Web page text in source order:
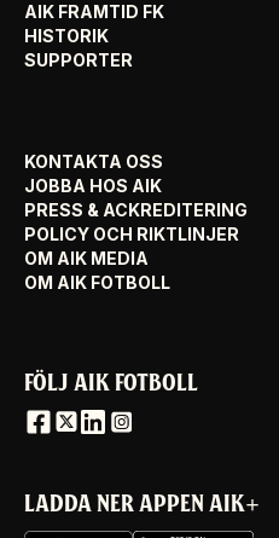
AIK FRAMTID FK
HISTORIK
SUPPORTER
KONTAKTA OSS
JOBBA HOS AIK
PRESS & ACKREDITERING
POLICY OCH RIKTLINJER
OM AIK MEDIA
OM AIK FOTBOLL
FÖLJ AIK FOTBOLL
LADDA NER APPEN AIK+